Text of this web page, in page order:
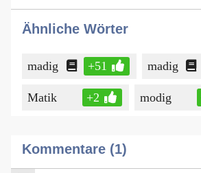
Ähnliche Wörter
madig +51 madig
Matik +2 modig
Kommentare (1)